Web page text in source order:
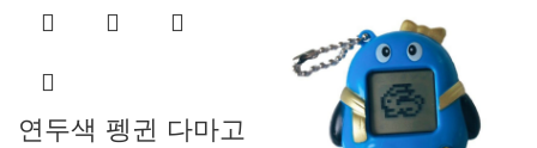
연두색 펭귄 다마고